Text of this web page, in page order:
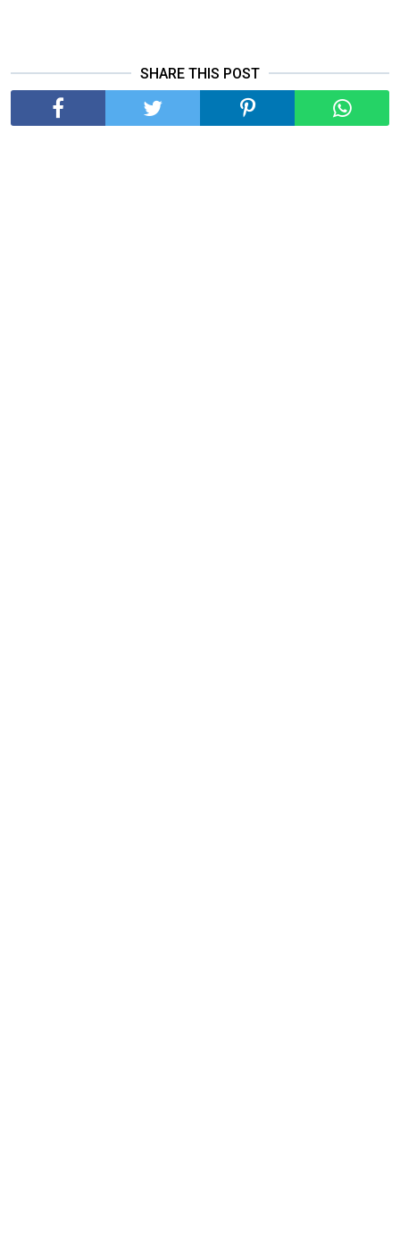
SHARE THIS POST